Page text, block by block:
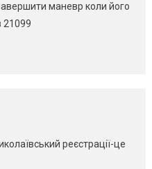
маневр коли його
21099
реєстрації-це